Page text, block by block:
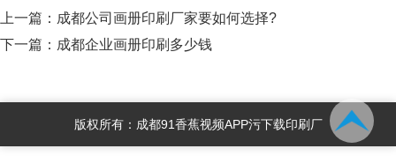
上一篇： 成都公司画册印刷厂家要如何选择?
下一篇： 成都企业画册印刷多少钱
版权所有：成都91香蕉视频APP污下载印刷厂